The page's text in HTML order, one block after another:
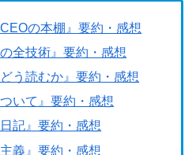
の本棚』要約・感想
全技術』要約・感想
う読むか』要約・感想
いて』要約・感想
記』要約・感想
義』要約・感想